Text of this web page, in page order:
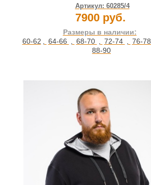
Артикул: 60285/4
7900 руб.
Размеры в наличии:
60-62 , 64-66 , 68-70 , 72-74 , 76-78
88-90